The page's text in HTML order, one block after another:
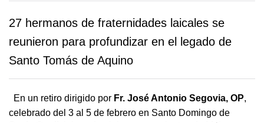
27 hermanos de fraternidades laicales se
reunieron para profundizar en el legado de
Santo Tomás de Aquino
En un retiro dirigido por Fr. José Antonio Segovia, OP,
celebrado del 3 al 5 de febrero en Santo Domingo de